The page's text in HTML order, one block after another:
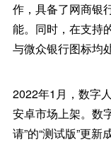
作，具备了网商银
能。同时，在支持
与微众银行图标均
2022年1月，数字
安卓市场上架。数
请”的“测试版”更新